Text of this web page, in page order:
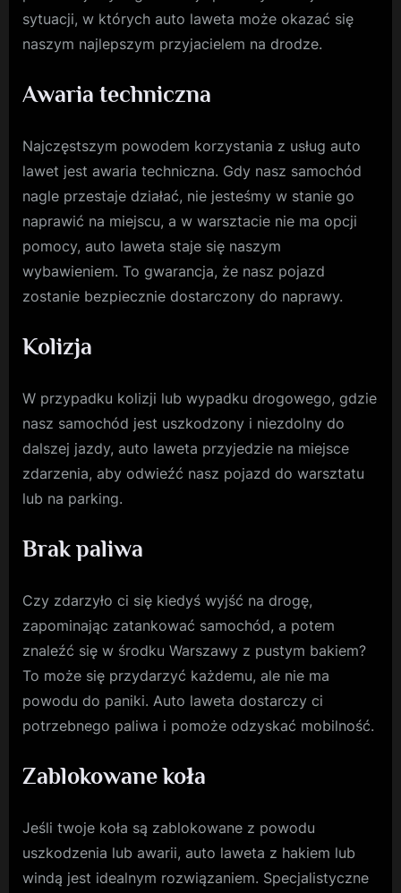
sytuacji, w których auto laweta może okazać się
naszym najlepszym przyjacielem na drodze.
Awaria techniczna
Najczęstszym powodem korzystania z usług auto
lawet jest awaria techniczna. Gdy nasz samochód
nagle przestaje działać, nie jesteśmy w stanie go
naprawić na miejscu, a w warsztacie nie ma opcji
pomocy, auto laweta staje się naszym
wybawieniem. To gwarancja, że nasz pojazd
zostanie bezpiecznie dostarczony do naprawy.
Kolizja
W przypadku kolizji lub wypadku drogowego, gdzie
nasz samochód jest uszkodzony i niezdolny do
dalszej jazdy, auto laweta przyjedzie na miejsce
zdarzenia, aby odwieźć nasz pojazd do warsztatu
lub na parking.
Brak paliwa
Czy zdarzyło ci się kiedyś wyjść na drogę,
zapominając zatankować samochód, a potem
znaleźć się w środku Warszawy z pustym bakiem?
To może się przydarzyć każdemu, ale nie ma
powodu do paniki. Auto laweta dostarczy ci
potrzebnego paliwa i pomoże odzyskać mobilność.
Zablokowane koła
Jeśli twoje koła są zablokowane z powodu
uszkodzenia lub awarii, auto laweta z hakiem lub
windą jest idealnym rozwiązaniem. Specjalistyczne